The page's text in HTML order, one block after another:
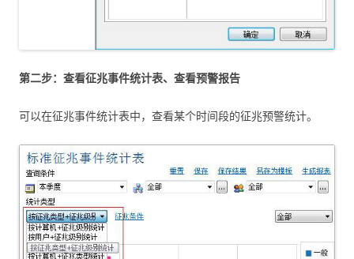
第二步：查看征兆事件统计表、查看预警报告
可以在征兆事件统计表中，查看某个时间段的征兆预警统计。